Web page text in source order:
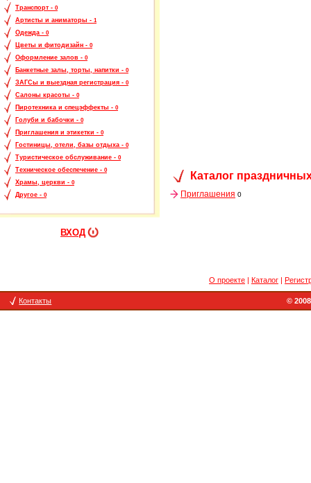
Транспорт - 0
Артисты и аниматоры - 1
Одежда - 0
Цветы и фитодизайн - 0
Оформление залов - 0
Банкетные залы, торты, напитки - 0
ЗАГСы и выездная регистрация - 0
Салоны красоты - 0
Пиротехника и спецэффекты - 0
Голуби и бабочки - 0
Приглашения и этикетки - 0
Гостиницы, отели, базы отдыха - 0
Туристическое обслуживание - 0
Техническое обеспечение - 0
Храмы, церкви - 0
Другое - 0
ВХОД
Каталог
Приглашения 0
О проекте Каталог
Контакты ©